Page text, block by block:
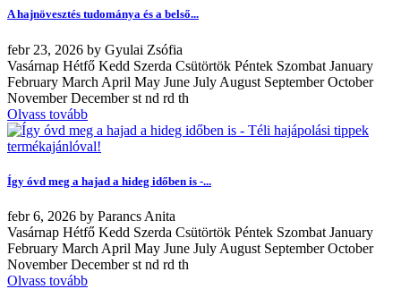
A hajnövesztés tudománya és a belső...
febr 23, 2026 by Gyulai Zsófia
Vasárnap Hétfő Kedd Szerda Csütörtök Péntek Szombat January
February March April May June July August September October
November December st nd rd th
Olvass tovább
Így óvd meg a hajad a hideg időben is -...
febr6, 2026 by Parancs Anita
Vasárnap Hétfő Kedd Szerda Csütörtök Péntek Szombat January
February March April May June July August September October
November December st nd rd th
Olvass tovább